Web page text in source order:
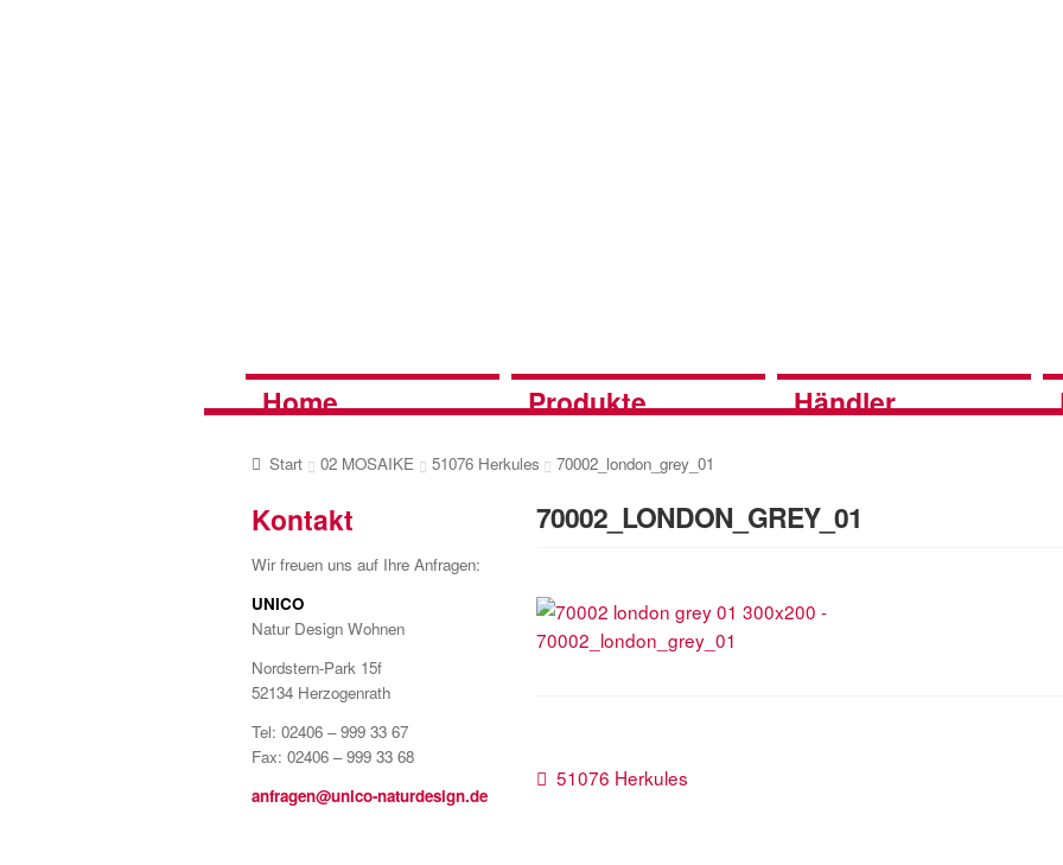
Home Produkte Händler
Start 02 MOSAIKE 51076 Herkules 70002_london_grey_01
70002_LONDON_GREY_01
Beitragsnavigation
Vorheriger
51076 Herkules
Kontakt
Wir freuen uns auf Ihre Anfragen:
UNICO
Natur Design Wohnen
Nordstern-Park 15f
52134 Herzogenrath
Tel: 02406 – 999 33 67
Fax: 02406 – 999 33 68
anfragen@unico-naturdesign.de